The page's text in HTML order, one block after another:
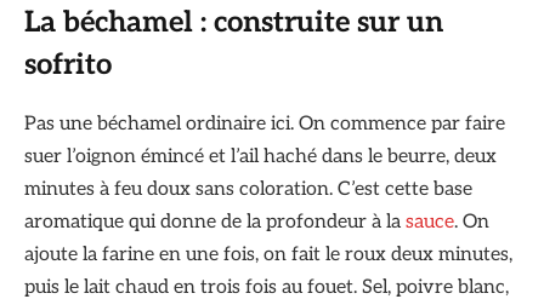
La béchamel : construite sur un
sofrito
Pas une béchamel ordinaire ici. On commence par faire
suer l’oignon émincé et l’ail haché dans le beurre, deux
minutes à feu doux sans coloration. C’est cette base
aromatique qui donne de la profondeur à la sauce. On
ajoute la farine en une fois, on fait le roux deux minutes,
puis le lait chaud en trois fois au fouet. Sel, poivre blanc,